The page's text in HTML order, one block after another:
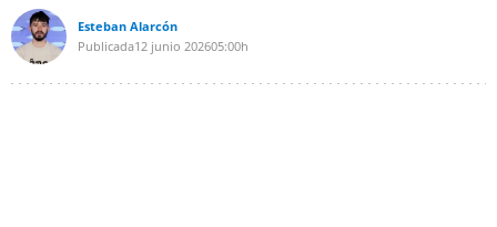
Esteban Alarcón
Publicada12 junio 202605:00h